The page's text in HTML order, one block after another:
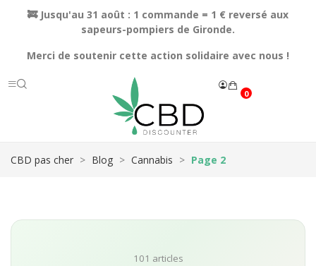
🚒 Jusqu'au 31 août : 1 commande = 1 € reversé aux
sapeurs-pompiers de Gironde.
Merci de soutenir cette action solidaire avec nous !
0
CBD pas cher Blog Cannabis Page 2
101 articles